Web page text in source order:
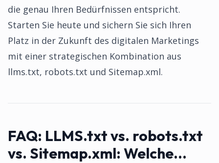
die genau Ihren Bedürfnissen entspricht.
Starten Sie heute und sichern Sie sich Ihren
Platz in der Zukunft des digitalen Marketings
mit einer strategischen Kombination aus
llms.txt, robots.txt und Sitemap.xml.
FAQ: LLMS.txt vs. robots.txt
vs. Sitemap.xml: Welche...